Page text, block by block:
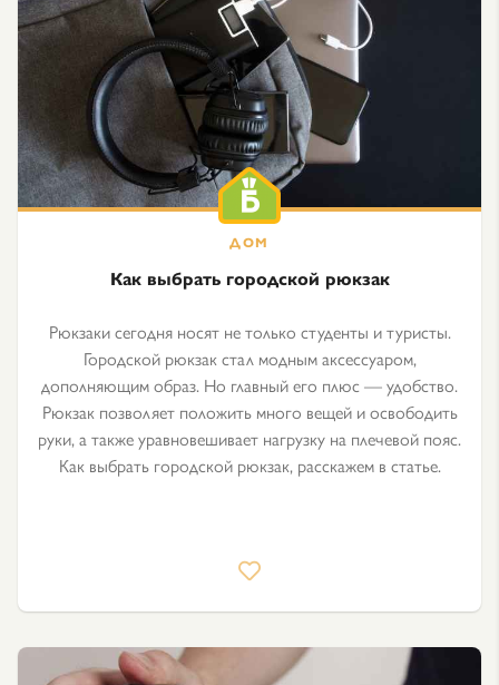
Как выбрать городской рюкзак
Рюкзаки сегодня носят не только студенты и туристы.
Городской рюкзак стал модным аксессуаром,
дополняющим образ. Но главный его плюс — удобство.
Рюкзак позволяет положить много вещей и освободить
руки, а также уравновешивает нагрузку на плечевой пояс.
Как выбрать городской рюкзак, расскажем в статье.